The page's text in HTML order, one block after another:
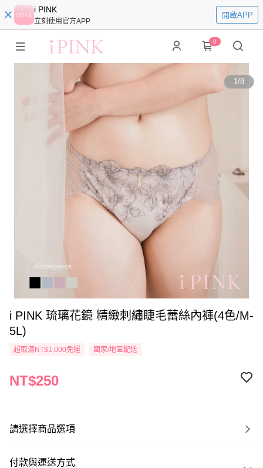
i PINK
立刻使用官方APP
開啟APP
0
1/8
i PINK 琉璃花鏡 精緻刺繡睫毛蕾絲內褲(4色/M-
5L)
超取滿NT$1,000免運 國家/地區配送
NT$250
請選擇商品選項
付款與運送方式